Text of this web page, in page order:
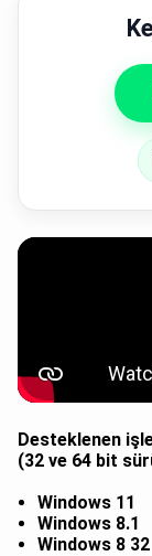
Desteklenen
(32 ve 64 bit
Windows 11
Windows 8.1
Windows 8 32